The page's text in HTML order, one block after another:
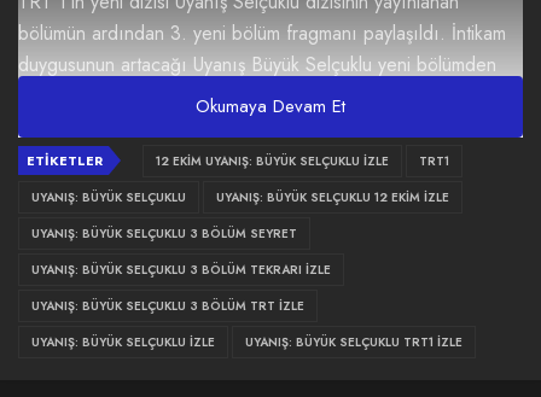
bölümün ardından 3. yeni bölüm fragmanı paylaşıldı. İntikam
duygusunun artacağı Uyanış Büyük Selçuklu yeni bölümden
nefes kesen dakikalar yaşatıyor. Elçin’i Isfahan’a götürmek
üzere Anadolu obasından alan Sencer ve Tapar, yolda
Anadolu’daki asiler tarafından ölümcül bir tuzağa
düşürülmüştür. Sencer ve Tapar düştükleri tuzaktan nasıl
kurtulacaklardır?
Uyanış: Büyük Selçuklu 3.
Bölüm izle
Okumaya Devam Et
ETIKETLER 12 EKIM UYANIŞ: BÜYÜK SELÇUKLU IZLE
TRT1
UYANIŞ: BÜYÜK SELÇUKLU
UYANIŞ: BÜYÜK SELÇUKLU 12 EKIM IZLE
UYANIŞ: BÜYÜK SELÇUKLU 3 BÖLÜM SEYRET
UYANIŞ: BÜYÜK SELÇUKLU 3 BÖLÜM TEKRARI IZLE
UYANIŞ: BÜYÜK SELÇUKLU 3 BÖLÜM TRT IZLE
UYANIŞ: BÜYÜK SELÇUKLU IZLE
UYANIŞ: BÜYÜK SELÇUKLU TRT1 IZLE